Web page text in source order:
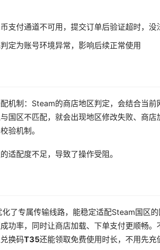
支付通道不可用，提交订单后验证超时，没
定为账号环境异常，影响后续正常使用
机制：Steam的商店地区判定，会结合当前
国区不匹配，就会出现地区修改失败、商店
验机制。
适配度不足，导致了操作受阻。
了专属传输线路，能稳定适配Steam国区的
功率，同时让商店加载、下单支付更顺畅。
换码T35还能领取免费使用时长，不用先充